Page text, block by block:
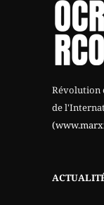
Révolution
de